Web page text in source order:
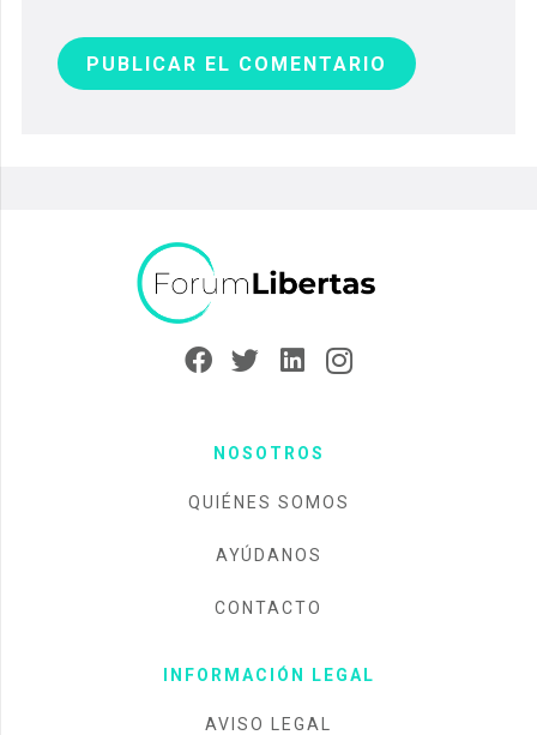
PUBLICAR EL COMENTARIO
NOSOTROS
QUIÉNES SOMOS
AYÚDANOS
CONTACTO
INFORMACIÓN LEGAL
AVISO LEGAL